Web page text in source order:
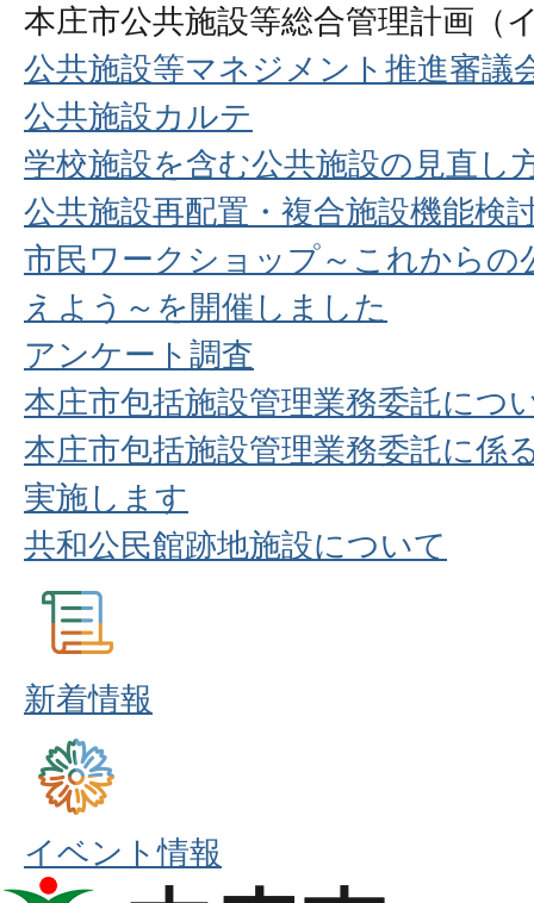
本庄市公共施設等総合管理計画（
公共施設等マネジメント推進審議
公共施設カルテ
学校施設を含む公共施設の見直し
公共施設再配置・複合施設機能検
市民ワークショップ～これからの
えよう～を開催しました
アンケート調査
本庄市包括施設管理業務委託につ
本庄市包括施設管理業務委託に係
実施します
共和公民館跡地施設について
新着情報
イベント情報